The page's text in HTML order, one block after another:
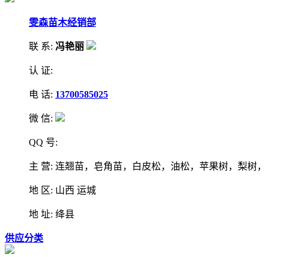
雯森苗木经销部
联 系: 冯艳丽
认 证:
电 话: 13700585025
微 信:
QQ 号:
主 营: 连翘苗，皂角苗，白皮松，油松，苹果树，梨树，
地 区: 山西 运城
地 址: 绛县
供应分类